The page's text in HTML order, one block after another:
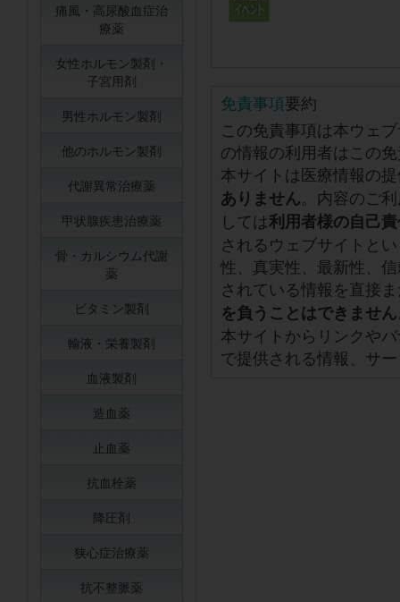
免責事項要約
この免責事項は本ウェ
の情報の利用者はこの
本サイトは医療情報の
ありません。内容のご
しては利用者様の自己
されるウェブサイトと
性、真実性、最新性、
されている情報を直接
を負うことはできません
本サイトからリンクや
で提供される情報、サ
痛風・高尿酸血症治
療薬
女性ホルモン製剤・
子宮用剤
男性ホルモン製剤
他のホルモン製剤
代謝異常治療薬
甲状腺疾患治療薬
骨・カルシウム代謝
薬
ビタミン製剤
輸液・栄養製剤
血液製剤
造血薬
止血薬
抗血栓薬
降圧剤
狭心症治療薬
抗不整脈薬